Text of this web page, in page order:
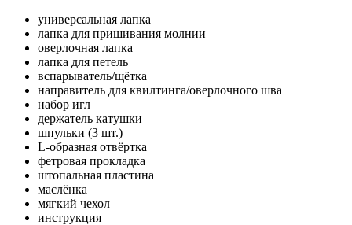
универсальная лапка
лапка для пришивания молнии
оверлочная лапка
лапка для петель
вспарыватель/щётка
направитель для квилтинга/оверлочного шва
набор игл
держатель катушки
шпульки (3 шт.)
L-образная отвёртка
фетровая прокладка
штопальная пластина
маслёнка
мягкий чехол
инструкция